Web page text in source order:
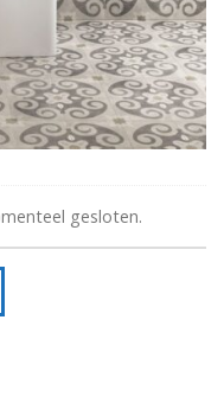
gesloten.